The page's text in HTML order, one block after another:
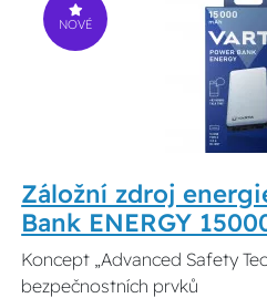
NOVÉ
Záložní zdroj
Bank ENERGY
Koncept „Advanced Safety
bezpečnostních prvků